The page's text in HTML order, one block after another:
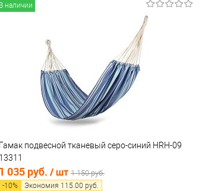
Купить в 1 клик
Сравнение
В избранное
В наличии
В наличии
Гамак подвесной тканевый серо-синий HRH-09
13311
1 035 руб. / шт 1 150 руб.
-10% Экономия 115.00 руб.